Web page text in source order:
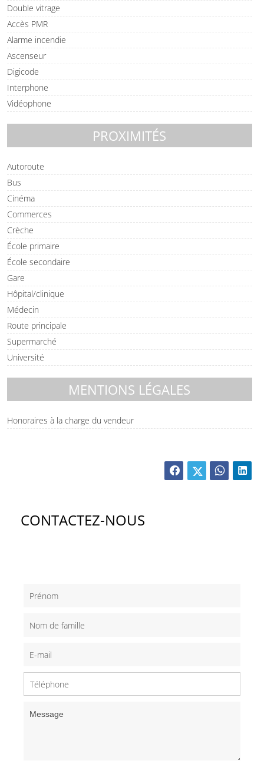
Double vitrage
Accès PMR
Alarme incendie
Ascenseur
Digicode
Interphone
Vidéophone
PROXIMITÉS
Autoroute
Bus
Cinéma
Commerces
Crèche
École primaire
École secondaire
Gare
Hôpital/clinique
Médecin
Route principale
Supermarché
Université
MENTIONS LÉGALES
Honoraires à la charge du vendeur
CONTACTEZ-NOUS